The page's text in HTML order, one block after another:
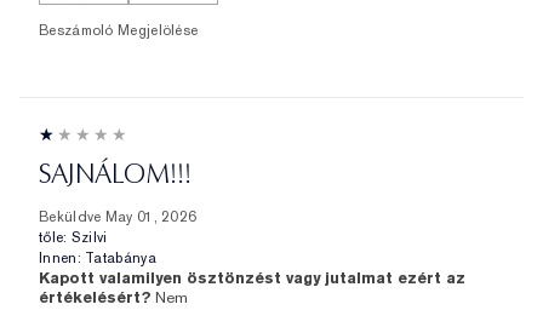
Beszámoló Megjelölése
SAJNÁLOM!!!
Beküldve May 01, 2026
tőle: Szilvi
Innen: Tatabánya
Kapott valamilyen ösztönzést vagy jutalmat ezért az
értékelésért? Nem